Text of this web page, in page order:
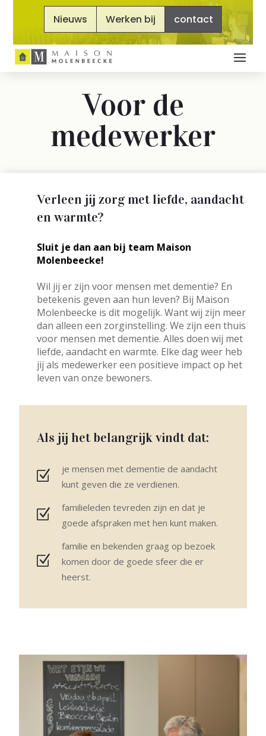
Nieuws Werken bij contact
Voor de
medewerker
Verleen jij zorg met liefde, aandacht
en warmte?
Sluit je dan aan bij team Maison
Molenbeecke!
Wil jij er zijn voor mensen met dementie? En
betekenis geven aan hun leven? Bij Maison
Molenbeecke is dit mogelijk. Want wij zijn meer
dan alleen een zorginstelling. We zijn een thuis
voor mensen met dementie. Alles doen wij met
liefde, aandacht en warmte. Elke dag weer heb
jij als medewerker een positieve impact op het
leven van onze bewoners.
Als jij het belangrijk vindt dat:
je mensen met dementie de aandacht
kunt geven die ze verdienen.
familieleden tevreden zijn en dat je
goede afspraken met hen kunt maken.
familie en bekenden graag op bezoek
komen door de goede sfeer die er
heerst.